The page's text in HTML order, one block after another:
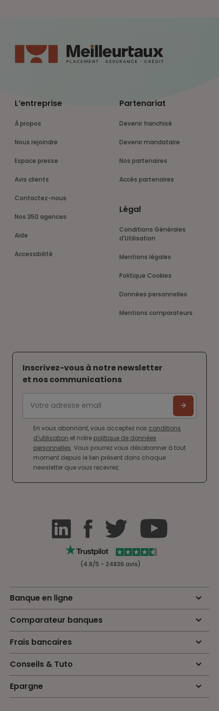
L’entreprise
À propos
Nous rejoindre
Espace presse
Avis clients
Contactez-nous
Nos 350 agences
Aide
Accessibilité
Partenariat
Devenir franchisé
Devenir mandataire
Nos partenaires
Accès partenaires
Légal
Conditions Générales
d'Utilisation
Mentions légales
Politique Cookies
Données personnelles
Mentions comparateurs
Inscrivez-vous à notre newsletter
et nos communications
En vous abonnant, vous acceptez nos conditions
d’utilisation et notre politique de données
personnelles. Vous pourrez vous désabonner à tout
moment depuis le lien présent dans chaque
newsletter que vous recevrez.
(4.8/5 - 24836 avis)
Banque en ligne
Comparateur banques
Frais bancaires
Conseils & Tuto
Epargne